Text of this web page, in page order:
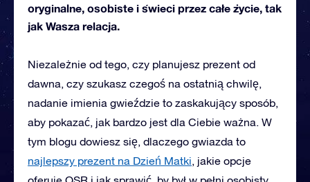
oryginalne, osobiste i świeci przez całe życie, tak
jak Wasza relacja.
Niezależnie od tego, czy planujesz prezent od
dawna, czy szukasz czegoś na ostatnią chwilę,
nadanie imienia gwieździe to zaskakujący sposób,
aby pokazać, jak bardzo jest dla Ciebie ważna. W
tym blogu dowiesz się, dlaczego gwiazda to
najlepszy prezent na Dzień Matki, jakie opcje